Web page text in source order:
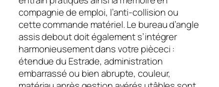
compagnie de emploi, l’anti-collision ou
cette commande matériel. Le bureau d’angle
assis debout doit également s’intégrer
harmonieusement dans votre pièceci :
étendue du Estrade, administration
embarrassé ou bien abrupte, couleur,